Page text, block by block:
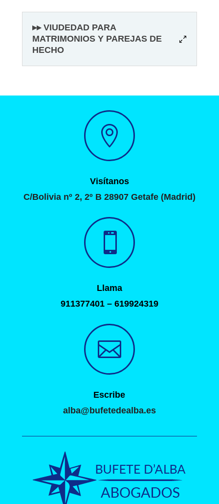
▸▸ VIUDEDAD PARA
MATRIMONIOS Y PAREJAS DE
HECHO

Visítanos
C/Bolivia nº 2, 2º B 28907 Getafe (Madrid)

Llama
911377401 – 619924319

Escribe
alba@bufetedealba.es